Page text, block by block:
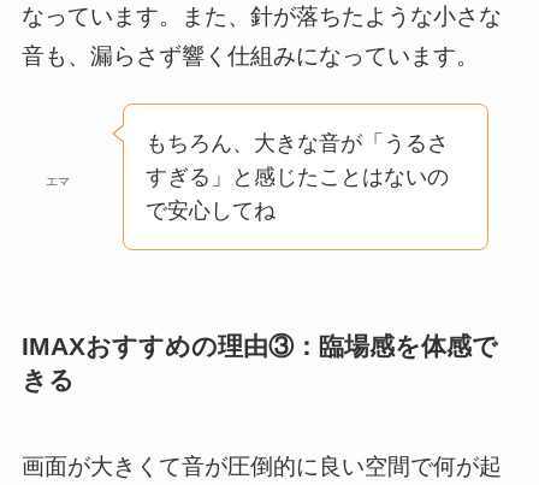
なっています。また、針が落ちたような小さな
音も、漏らさず響く仕組みになっています。
エマ
もちろん、大きな音が「うるさ
すぎる」と感じたことはないの
で安心してね
IMAXおすすめの理由③：臨場感を体感で
きる
画面が大きくて音が圧倒的に良い空間で何が起